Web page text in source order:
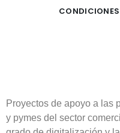
CONDICIONES
Proyectos de apoyo a las
y pymes del sector